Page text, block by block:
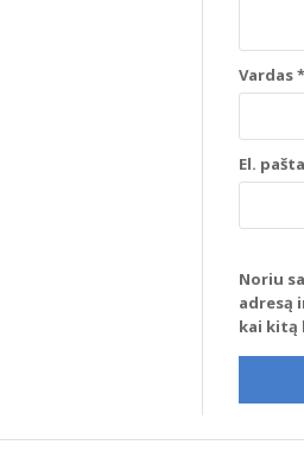
Vardas*
El.
Noriu
adresą
kai kitą